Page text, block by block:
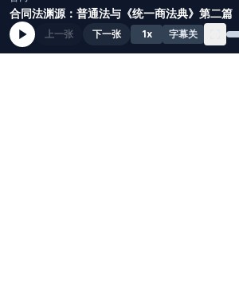
合同法渊源：普通法与《统一商法典》第二篇
上一张 下一张 1x 字幕关